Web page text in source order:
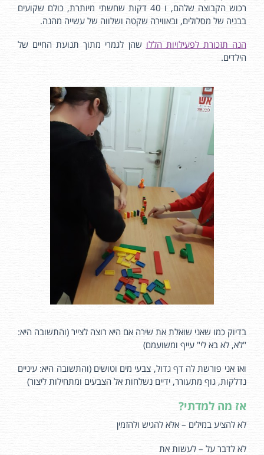
רכוש הקבוצה שלהם, ו 40 דקות שחשתי מיותרת, כולם שקועים
בבניה של מסלולים, ובאווירה שקטה ושלווה של עשייה מהנה.
הנה תזכורת לפעילויות הללו שהן לגמרי מתוך תנועת החיים של
הילדים.
בדיוק כמו שאני שואלת את שירה אם היא רוצה לצייר (והתשובה היא:
"לא, לא בא לי" עייף ומשועמם)
ואז אני פורשת לה דף גדול, צבעי מים וטושים (והתשובה היא: עיניים
נדלקות, גוף מתעורר, ידיים נשלחות אל הצבעים ומתחילות ליצור)
אז מה למדתי?
לא להציע במילים – אלא להגיש ולהזמין
לא לדבר על – לעשות את